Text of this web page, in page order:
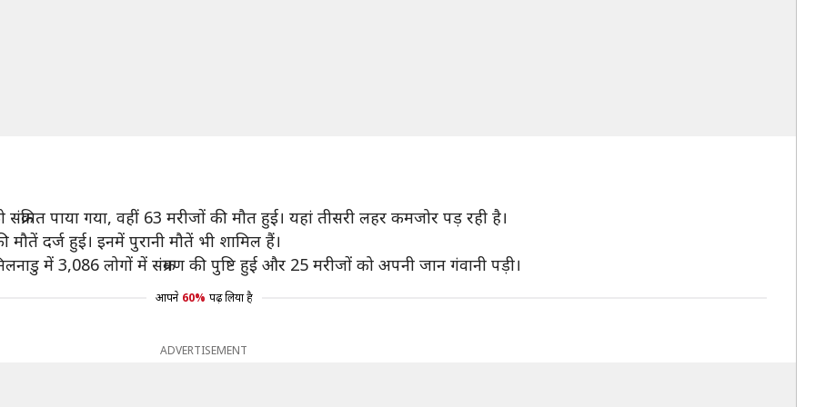
पाया गया, वहीं 63 मरीजों की मौत हुई। यहां तीसरी लहर कमजोर पड़ रही है।
दर्ज हुई। इनमें पुरानी मौतें भी शामिल हैं।
में 3,086 लोगों में संक्रमण की पुष्टि हुई और 25 मरीजों को अपनी जान गंवानी पड़ी।
आपने 60% पढ़ लिया है
ADVERTISEMENT